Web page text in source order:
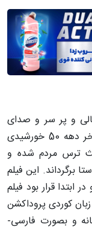
و پر سر و صدای
زالاوا را تماشا کرده‌اید. داستان زالاوا در اواخر دهه 50 خورشیدی
ترس مردم شده و
برگرداند. این فیلم
ابتدا قرار بود فیلم
کوردی پروداکشن
و بصورت فارسی-